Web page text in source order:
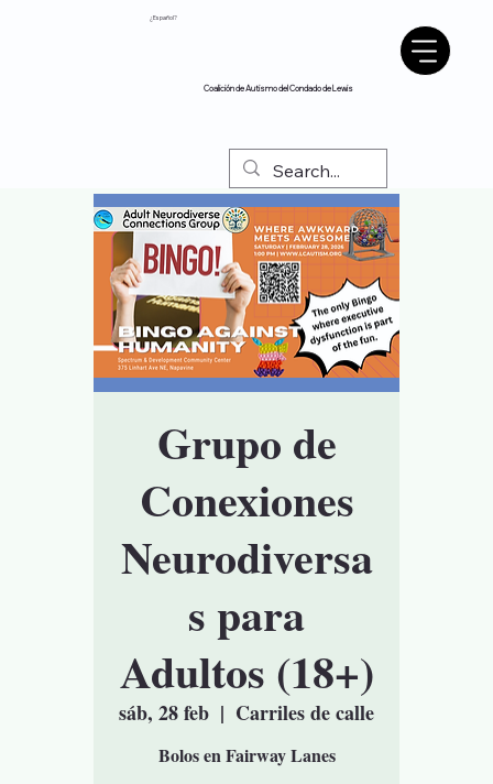
Coalición de Autismo del Condado de Lewis
¿Español?
Grupo de
Conexiones
Neurodiversa
s para
Adultos (18+)
sáb, 28 feb
  |
Carriles de calle
Bolos en Fairway Lanes